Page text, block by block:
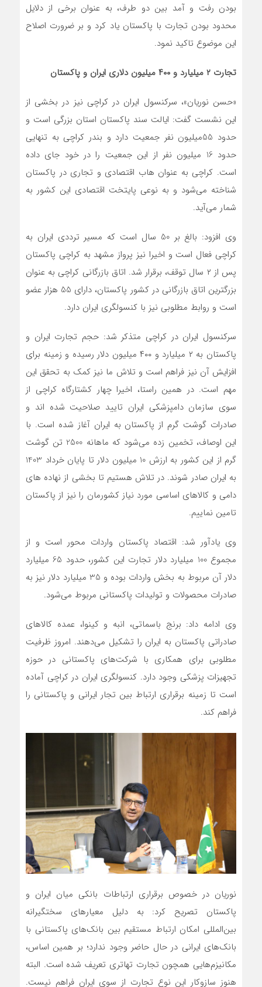
بودن رفت و آمد بین دو طرف، به عنوان برخی از دلایل
محدود بودن تجارت با پاکستان یاد کرد و بر ضرورت اصلاح
این موضوع تاکید نمود.
تجارت ۲ میلیارد و ۴۰۰ میلیون دلاری ایران و پاکستان
«حسن نوریان»، سرکنسول ایران در کراچی نیز در بخشی از
این نشست گفت: ایالت سند پاکستان استان بزرگی است و
حدود 55میلیون نفر جمعیت دارد و بندر کراچی به تنهایی
حدود 16 میلیون نفر از این جمعیت را در خود جای داده
است. کراچی به عنوان هاب اقتصادی و تجاری در پاکستان
شناخته می‌شود و به نوعی پایتخت اقتصادی این کشور به
شمار می‌آید.
وی افزود: بالغ بر 50 سال است که مسیر ترددی ایران به
کراچی فعال است و اخیرا نیز پرواز مشهد به کراچی پاکستان
پس از ۲ سال توقف، برقرار شد. اتاق بازرگانی کراچی به عنوان
بزرگترین اتاق بازرگانی در کشور پاکستان، دارای 55 هزار عضو
است و روابط مطلوبی نیز با کنسولگری ایران دارد.
سرکنسول ایران در کراچی متذکر شد: حجم تجارت ایران و
پاکستان به ۲ میلیارد و ۴۰۰ میلیون دلار رسیده و زمینه برای
افزایش آن نیز فراهم است و تلاش ما نیز کمک به تحقق این
مهم است. در همین راستا، اخیرا چهار کشتارگاه کراچی از
سوی سازمان دامپزشکی ایران تایید صلاحیت شده اند و
صادرات گوشت گرم از پاکستان به ایران آغاز شده است. با
این اوصاف، تخمین زده می‌شود که ماهانه 2500 تن گوشت
گرم از این کشور به ارزش 10 میلیون دلار تا پایان خرداد 1403
به ایران صادر شوند. در تلاش هستیم تا بخشی از نهاده های
دامی و کالاهای اساسی مورد نیاز کشورمان را نیز از پاکستان
تامین نماییم.
وی یادآور شد: اقتصاد پاکستان واردات محور است و از
مجموع 100 میلیارد دلار تجارت این کشور، حدود 65 میلیارد
دلار آن مربوط به بخش واردات بوده و 35 میلیارد دلار نیز به
صادرات محصولات و تولیدات پاکستانی مربوط می‌شود.
وی ادامه داد: برنج باسماتی، انبه و کینوا، عمده کالاهای
صادراتی پاکستان به ایران را تشکیل می‌دهند. امروز ظرفیت
مطلوبی برای همکاری با شرکت‌های پاکستانی در حوزه‌
تجهیزات پزشکی وجود دارد. کنسولگری ایران در کراچی آماده
است تا زمینه‌ برقراری ارتباط بین تجار ایرانی و پاکستانی را
فراهم کند.
نوریان در خصوص برقراری ارتباطات بانکی میان ایران و
پاکستان تصریح کرد: به دلیل معیارهای سختگیرانه
بین‌المللی امکان ارتباط مستقیم بین بانک‌های پاکستانی با
بانک‌های ایرانی در حال حاضر وجود ندارد؛ بر همین اساس،
مکانیزم‌هایی همچون تجارت تهاتری تعریف شده است. البته
هنوز سازوکار این نوع تجارت از سوی ایران فراهم نیست.